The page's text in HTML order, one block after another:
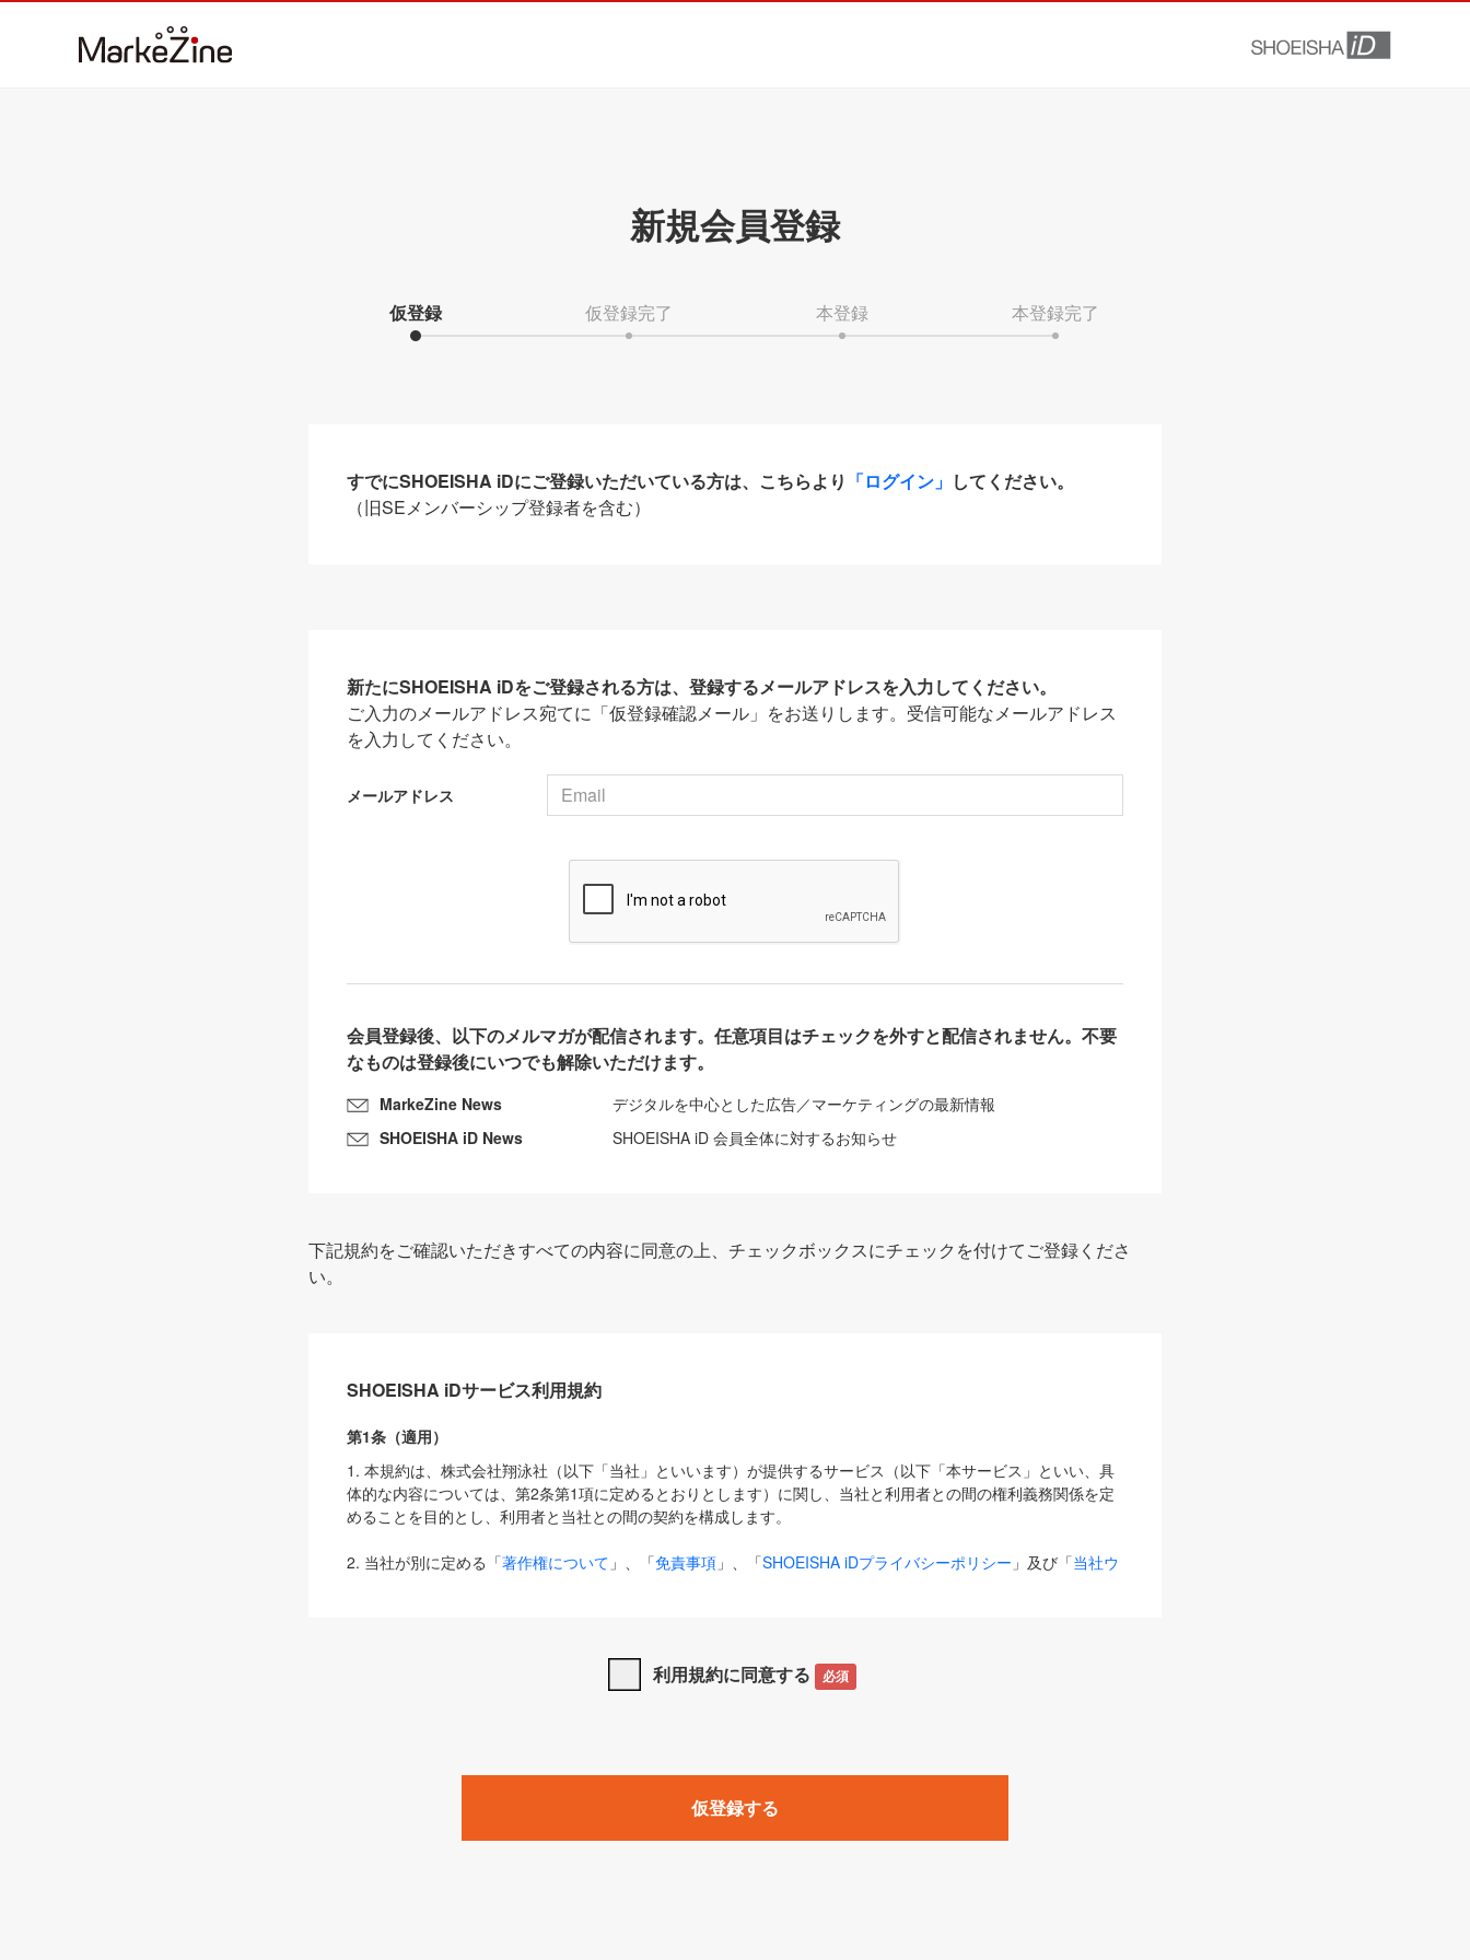
新規会員登録
仮登録 仮登録完了 本登録 本登録完了
すでにSHOEISHA iDにご登録いただいている方は、こちらより 「ログイン」 してください。
（旧SEメンバーシップ登録者を含む）
新たにSHOEISHA iDをご登録される方は、登録するメールアドレスを入力してください。
ご入力のメールアドレス宛てに「仮登録確認メール」をお送りします。受信可能なメールアドレス
を入力してください。
メールアドレス
会員登録後、以下のメルマガが配信されます。任意項目はチェックを外すと配信されません。不要
なものは登録後にいつでも解除いただけます。
MarkeZine News
デジタルを中心とした広告／マーケティングの最新情報
SHOEISHA iD News
SHOEISHA iD 会員全体に対するお知らせ
下記規約をご確認いただきすべての内容に同意の上、チェックボックスにチェックを付けてご登録くださ
い。
SHOEISHA iDサービス利用規約
第1条（適用）
1. 本規約は、株式会社翔泳社（以下「当社」といいます）が提供するサービス（以下「本サービス」といい、具
体的な内容については、第2条第1項に定めるとおりとします）に関し、当社と利用者との間の権利義務関係を定
めることを目的とし、利用者と当社との間の契約を構成します。
2. 当社が別に定める「著作権について 」、「免責事項 」、「SHOEISHA iDプライバシーポリシー 」及び「当社ウ
は、本規約の規定が優先して適用されるものとします。
1. 「本サービス」とは、当社が提供する以下のサービス（名称や内容が変更された場合、変更後のサービスを含
みます）及びこれらサービスに関連して当社が実施するイベントやキャンペーンをいいます。
「SEBook」「SEShop」「CodeZine」「MarkeZine」「EnterpriseZine」「ECzine」「Biz/Zine」「HRzine」
利用規約に同意する 必須
仮登録する